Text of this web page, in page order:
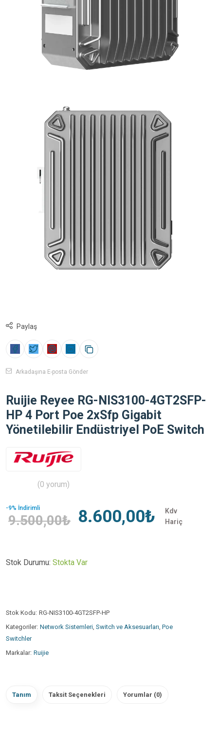
Paylaş
Arkadaşına E-posta Gönder
Ruijie Reyee RG-NIS3100-4GT2SFP-
HP 4 Port Poe 2xSfp Gigabit
Yönetilebilir Endüstriyel PoE Switch
(0 yorum)
-9% İndirimli
9.500,00₺ 8.600,00₺
Kdv
Hariç
Stok Durumu: Stokta Var
Stok Kodu: RG-NIS3100-4GT2SFP-HP
Kategoriler: Network Sistemleri, Switch ve Aksesuarları, Poe
Switchler
Markalar: Ruijie
Tanım Taksit Seçenekleri Yorumlar (0)